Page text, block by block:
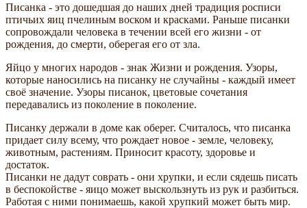
Писанка - это дошедшая до наших дней традиция росписи
птичьих яиц пчелиным воском и красками. Раньше писанки
сопровождали человека в течении всей его жизни - от
рождения, до смерти, оберегая его от зла.
Яйцо у многих народов - знак Жизни и рождения. Узоры,
которые наносились на писанку не случайны - каждый имеет
своё значение. Узоры писанок, цветовые сочетания
передавались из поколение в поколение.
Писанку держали в доме как оберег. Считалось, что писанка
придает силу всему, что рождает новое - земле, человеку,
животным, растениям. Приносит красоту, здоровье и
достаток.
Писанки не дадут соврать - они хрупки, и если сядешь писать
в беспокойстве - яицо может выскользнуть из рук и разбиться.
Работая с ними понимаешь, какой хрупкий может быть мир.